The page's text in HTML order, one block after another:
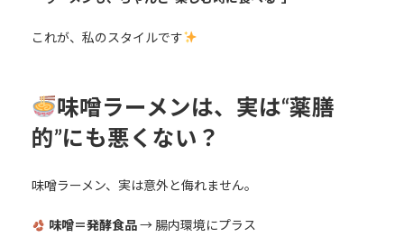
これが、私のスタイルです
味噌ラーメンは、実は“薬膳
的”にも悪くない？
味噌ラーメン、実は意外と侮れません。
味噌＝発酵食品→ 腸内環境にプラス